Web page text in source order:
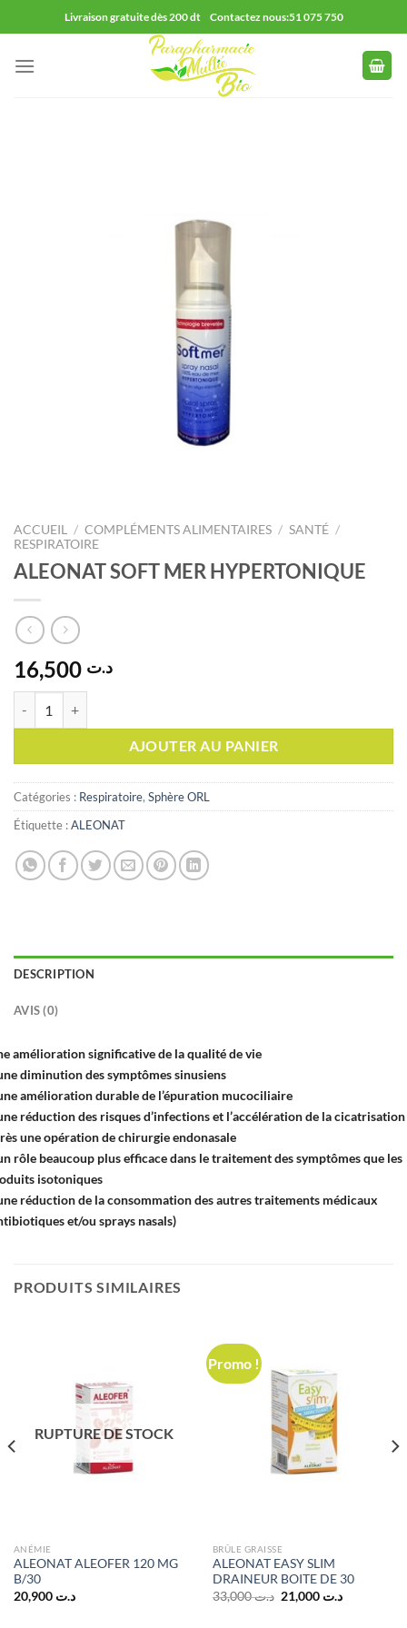
au
contenu
Livraison gratuite dès 200 dt Contactez nous:51 075 750
ACCUEIL / COMPLÉMENTS ALIMENTAIRES / SANTÉ /
RESPIRATOIRE
ALEONAT SOFT MER HYPERTONIQUE
د.ت
AJOUTER AU PANIER
Catégories : Respiratoire, Sphère ORL
Étiquette :ALEONAT
DESCRIPTION
AVIS (0)
amélioration significative de laqualité de vie
diminution des symptômessinusiens
amélioration durable de l’épuration mucociliaire
réduction des risques d’infectionset l’accélération de la cicatrisation
une opération de chirurgie endonasale
rôle beaucoup plus efficacedans le traitement des symptômes que les
isotoniques
réduction de la consommation des autres traitements médicaux
et/ou sprays nasals)
PRODUITS SIMILAIRES
RUPTURE DE STOCK
ANÉMIE
ALEONAT ALEOFER 120 MG
B/30
د.ت 20,900
Promo !
BRÛLE GRAISSE
ALEONAT EASY SLIM
DRAINEUR BOITE DE 30
د.ت33,000
Le
prix
د.ت 21,000
Le